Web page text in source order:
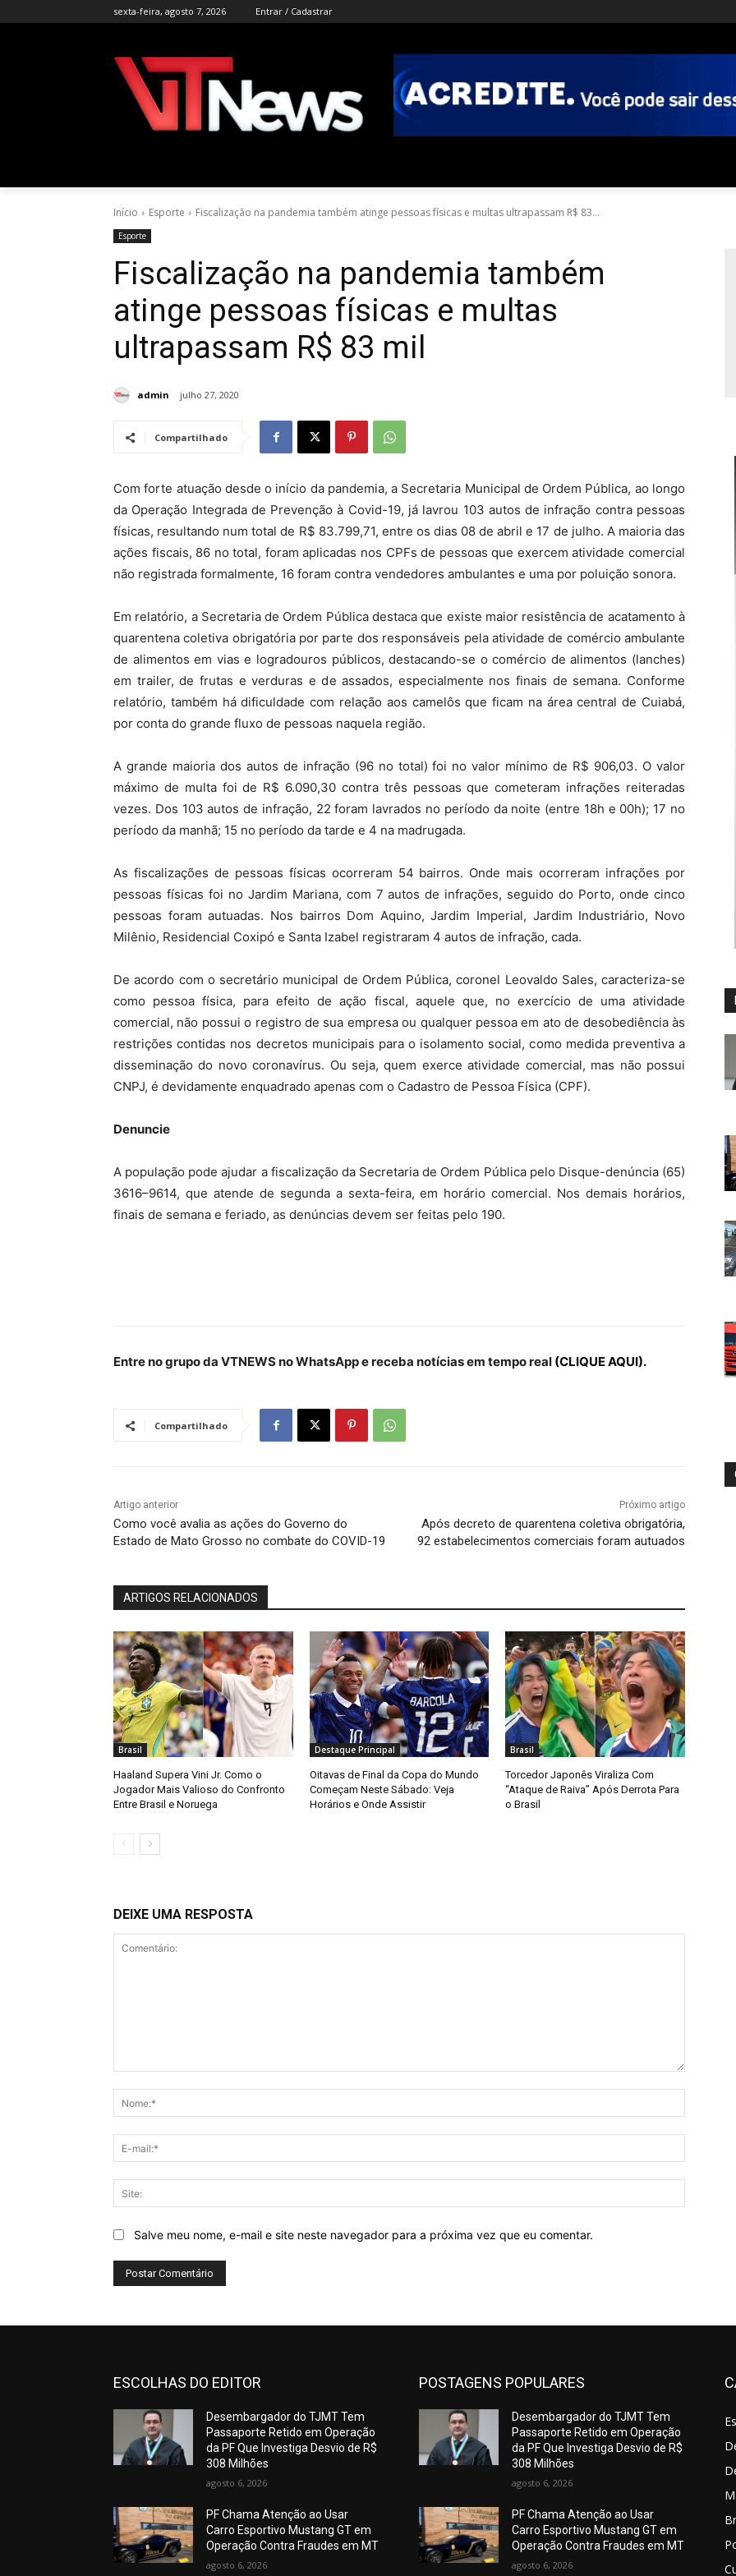
sexta-feira, agosto 7, 2026 Entrar / Cadastrar
Início Esporte Fiscalização na pandemia também atinge pessoas físicas e multas ultrapassam R$ 83...
Esporte
Fiscalização na pandemia também
atinge pessoas físicas e multas
ultrapassam R$ 83 mil
admin julho 27, 2020
Compartilhado
Com forte atuação desde o início da pandemia, a Secretaria Municipal de Ordem Pública, ao longo
da Operação Integrada de Prevenção à Covid-19, já lavrou 103 autos de infração contra pessoas
físicas, resultando num total de R$ 83.799,71, entre os dias 08 de abril e 17 de julho. A maioria das
ações fiscais, 86 no total, foram aplicadas nos CPFs de pessoas que exercem atividade comercial
não registrada formalmente, 16 foram contra vendedores ambulantes e uma por poluição sonora.
Em relatório, a Secretaria de Ordem Pública destaca que existe maior resistência de acatamento à
quarentena coletiva obrigatória por parte dos responsáveis pela atividade de comércio ambulante
de alimentos em vias e logradouros públicos, destacando-se o comércio de alimentos (lanches)
em trailer, de frutas e verduras e de assados, especialmente nos finais de semana. Conforme
relatório, também há dificuldade com relação aos camelôs que ficam na área central de Cuiabá,
por conta do grande fluxo de pessoas naquela região.
A grande maioria dos autos de infração (96 no total) foi no valor mínimo de R$ 906,03. O valor
máximo de multa foi de R$ 6.090,30 contra três pessoas que cometeram infrações reiteradas
vezes. Dos 103 autos de infração, 22 foram lavrados no período da noite (entre 18h e 00h); 17 no
período da manhã; 15 no período da tarde e 4 na madrugada.
As fiscalizações de pessoas físicas ocorreram 54 bairros. Onde mais ocorreram infrações por
pessoas físicas foi no Jardim Mariana, com 7 autos de infrações, seguido do Porto, onde cinco
pessoas foram autuadas. Nos bairros Dom Aquino, Jardim Imperial, Jardim Industriário, Novo
Milênio, Residencial Coxipó e Santa Izabel registraram 4 autos de infração, cada.
De acordo com o secretário municipal de Ordem Pública, coronel Leovaldo Sales, caracteriza-se
como pessoa física, para efeito de ação fiscal, aquele que, no exercício de uma atividade
comercial, não possui o registro de sua empresa ou qualquer pessoa em ato de desobediência às
restrições contidas nos decretos municipais para o isolamento social, como medida preventiva a
disseminação do novo coronavírus. Ou seja, quem exerce atividade comercial, mas não possui
CNPJ, é devidamente enquadrado apenas com o Cadastro de Pessoa Física (CPF).
Denuncie
A população pode ajudar a fiscalização da Secretaria de Ordem Pública pelo Disque-denúncia (65)
3616–9614, que atende de segunda a sexta-feira, em horário comercial. Nos demais horários,
finais de semana e feriado, as denúncias devem ser feitas pelo 190.
Entre no grupo da VTNEWS no WhatsApp e receba notícias em tempo real (CLIQUE AQUI).
Compartilhado
Artigo anterior
Como você avalia as ações do Governo do
Estado de Mato Grosso no combate do COVID-19
Próximo artigo
Após decreto de quarentena coletiva obrigatória,
92 estabelecimentos comerciais foram autuados
ARTIGOS RELACIONADOS
Brasil
Haaland Supera Vini Jr. Como o
Jogador Mais Valioso do Confronto
Entre Brasil e Noruega
Destaque Principal
Oitavas de Final da Copa do Mundo
Começam Neste Sábado: Veja
Horários e Onde Assistir
Brasil
Torcedor Japonês Viraliza Com
“Ataque de Raiva” Após Derrota Para
o Brasil
DEIXE UMA RESPOSTA
mail:*
Salve meu nome, e-mail e site neste navegador para a próxima vez que eu comentar.
ESCOLHAS DO EDITOR
Desembargador do TJMT Tem
Passaporte Retido em Operação
da PF Que Investiga Desvio de R$
308 Milhões
agosto 6, 2026
PF Chama Atenção ao Usar
Carro Esportivo Mustang GT em
Operação Contra Fraudes em MT
agosto 6, 2026
POSTAGENS POPULARES
Desembargador do TJMT Tem
Passaporte Retido em Operação
da PF Que Investiga Desvio de R$
308 Milhões
agosto 6, 2026
PF Chama Atenção ao Usar
Carro Esportivo Mustang GT em
Operação Contra Fraudes em MT
agosto 6, 2026